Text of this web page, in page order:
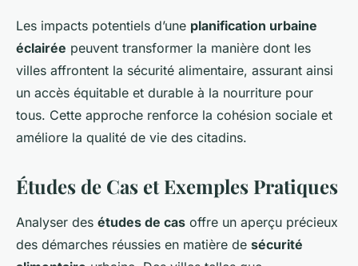
Les impacts potentiels d’une planification urbaine
éclairée peuvent transformer la manière dont les
villes affrontent la sécurité alimentaire, assurant ainsi
un accès équitable et durable à la nourriture pour
tous. Cette approche renforce la cohésion sociale et
améliore la qualité de vie des citadins.
Études de Cas et Exemples Pratiques
Analyser des études de cas offre un aperçu précieux
des démarches réussies en matière de sécurité